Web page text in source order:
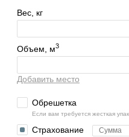
Вес, кг
Объем, м3
Добавить место
Обрешетка
Если вам требуется жесткая
Страхование